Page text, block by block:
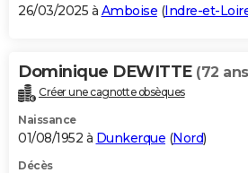
26/03/2025 à Amboise (Indre-et-
Dominique DEWITTE (72
Créer une cagnotte obsèques
Naissance
01/08/1952 à Dunkerque (Nord)
Décès